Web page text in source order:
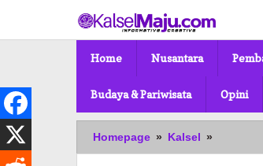
konten
Home Nusantara
Budaya & Pariwisata Opini
Homepage » Kalsel »
2026,